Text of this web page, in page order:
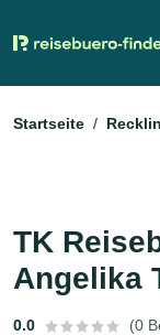
Startseite
TK
Angelika
0.0 (0